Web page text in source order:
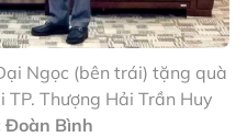
Ngọc (bên trái) tặng quà
Thượng Hải Trần Huy
Đoàn Bình